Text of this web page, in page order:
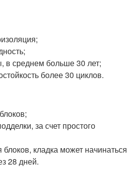
в среднем больше 30 лет;
более 30 циклов.
за счет простого
блоков, кладка может начинаться
28 дней.